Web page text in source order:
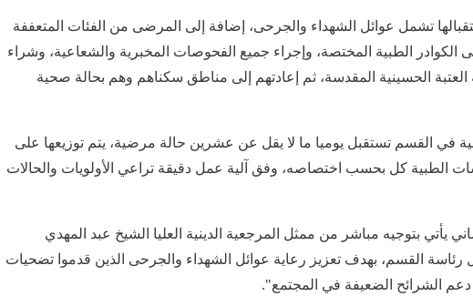
تشمل عوائل الشهداء والجرحى، إضافة إلى المرضى من الفئات المتعففة
الكوادر الطبية المختصة، وإجراء جميع الفحوصات المخبرية والشعاعية، وشراء
الحسينية المقدسة، ثم إعادتهم إلى مناطق سكناهم وهم بحالة صحية
في القسم تستقبل يوميا ما لا يقل عن عشرين حالة مرضية، يتم توزيعها على
الطبية كل بحسب اختصاصه، وفق آلية عمل دقيقة تراعي الأولويات والحالات
يأتي بتوجيه مباشر من ممثل المرجعية الدينية العليا الشيخ عبد المهدي
رئاسة القسم، بهدف تعزيز رعاية عوائل الشهداء والجرحى الذين قدموا تضحيات
الشرائح الضعيفة في المجتمع".